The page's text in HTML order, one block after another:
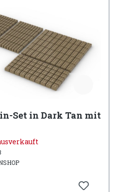
Set in Dark Tan mit